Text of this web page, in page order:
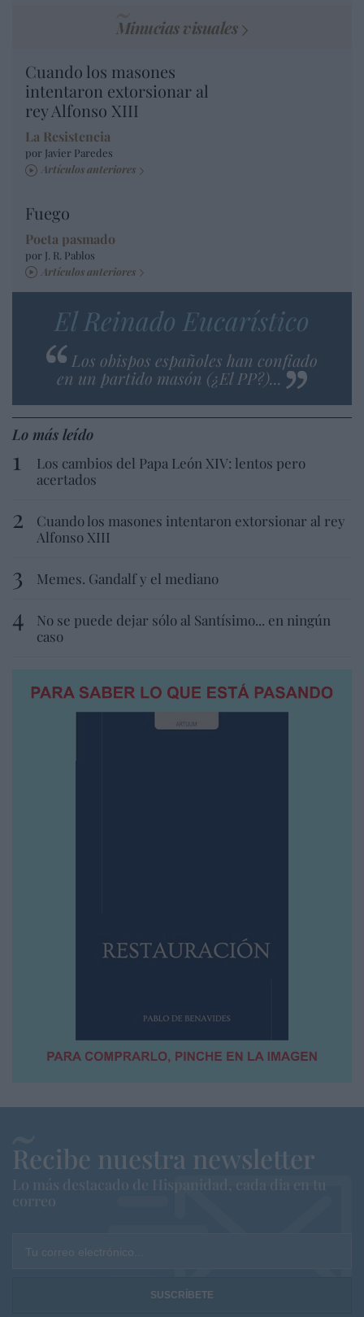
Minucias visuales
Cuando los masones
intentaron extorsionar al
rey Alfonso XIII
La Resistencia
por Javier Paredes
Artículos anteriores
Fuego
Poeta pasmado
por J. R. Pablos
Artículos anteriores
El Reinado Eucarístico
Los obispos españoles han confiado
en un partido masón (¿El PP?)...
Lo más leído
Los cambios del Papa León XIV: lentos pero
acertados
Cuando los masones intentaron extorsionar al rey
Alfonso XIII
Memes. Gandalf y el mediano
No se puede dejar sólo al Santísimo... en ningún
caso
Recibe nuestra newsletter
Lo más destacado de Hispanidad, cada dia en tu
correo
Tu correo electrónico...